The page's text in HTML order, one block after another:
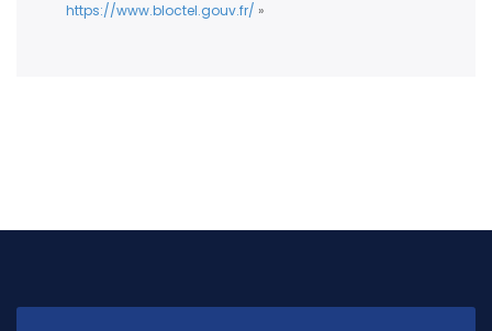
https://www.bloctel.gouv.fr/ »